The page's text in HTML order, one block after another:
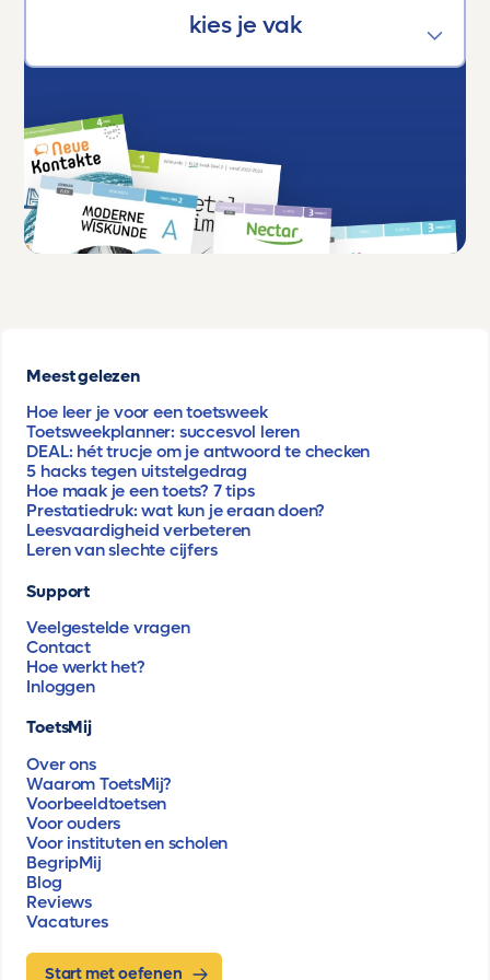
Meest gelezen
Hoe leer je voor een toetsweek
Toetsweekplanner: succesvol leren
DEAL: hét trucje om je antwoord te checken
5 hacks tegen uitstelgedrag
Hoe maak je een toets? 7 tips
Prestatiedruk: wat kun je eraan doen?
Leesvaardigheid verbeteren
Leren van slechte cijfers
Support
Veelgestelde vragen
Contact
Hoe werkt het?
Inloggen
ToetsMij
Over ons
Waarom ToetsMij?
Voorbeeldtoetsen
Voor ouders
Voor instituten en scholen
BegripMij
Blog
Reviews
Vacatures
Start met oefenen